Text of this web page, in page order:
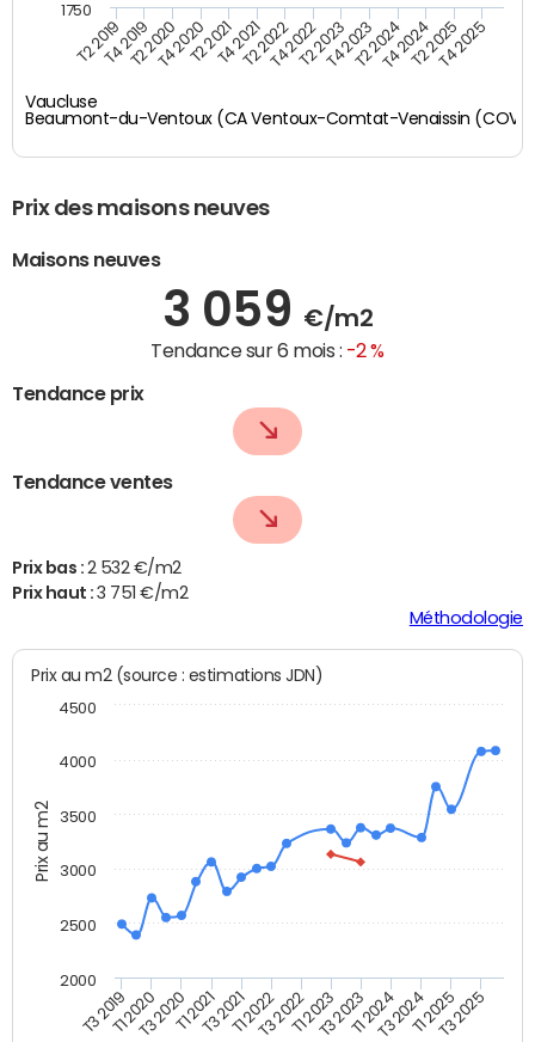
Vaucluse
Beaumont-du-Ventoux (CA Ventoux-Comtat-Venaissin (COVE)
T2 2019T4 2019T2 2020T4 2020T2 2021T4 2021T2 2022T4 2022T2 2023T4 2023T2 2024T4 2024T2 2025T4 2025
1750
Prix des maisons neuves
Maisons neuves
3 059 €/m2
Tendance sur 6 mois : -2 %
Tendance prix
Tendance ventes
Prix bas : 2 532 €/m2
Prix haut :3 751 €/m2
Méthodologie
Prix au m2
Prix au m2 (source : estimations JDN)
T3 2019T1 2020T3 2020T1 2021T3 2021T1 2022T3 2022T1 2023T3 2023T1 2024T3 2024T1 2025T3 2025
2000
2500
3000
3500
4000
4500